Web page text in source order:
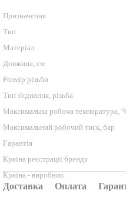
Призначення
Тип
Матеріал
Довжина, см
Розмір різьби
Тип з'єднання, різьба
Максимальна робоча температура,
Максимальний робочий тиск, бар
Гарантія
Країна реєстрації бренду
Країна - виробник
Доставка Оплата